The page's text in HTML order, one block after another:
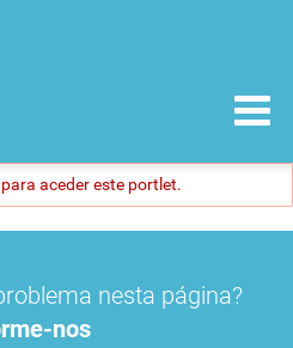
aceder este portlet.
nesta página?
nos